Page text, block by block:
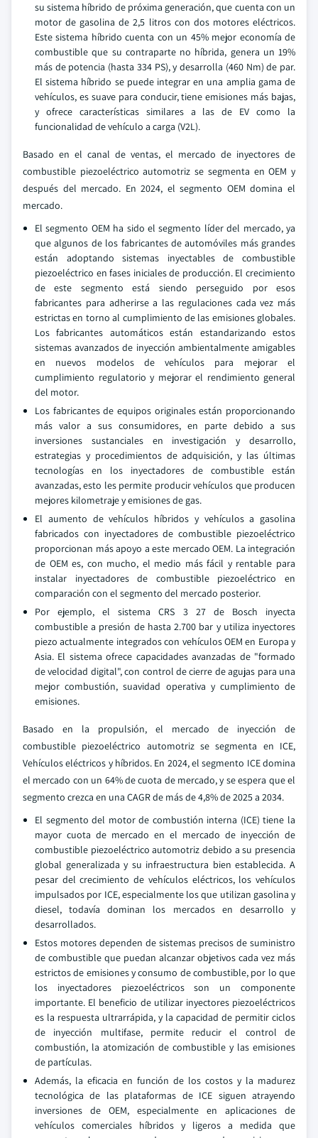
su sistema híbrido de próxima generación, que cuenta con un
motor de gasolina de 2,5 litros con dos motores eléctricos.
Este sistema híbrido cuenta con un 45% mejor economía de
combustible que su contraparte no híbrida, genera un 19%
más de potencia (hasta 334 PS), y desarrolla (460 Nm) de par.
El sistema híbrido se puede integrar en una amplia gama de
vehículos, es suave para conducir, tiene emisiones más bajas,
y ofrece características similares a las de EV como la
funcionalidad de vehículo a carga (V2L).
Basado en el canal de ventas, el mercado de inyectores de
combustible piezoeléctrico automotriz se segmenta en OEM y
después del mercado. En 2024, el segmento OEM domina el
mercado.
El segmento OEM ha sido el segmento líder del mercado, ya
que algunos de los fabricantes de automóviles más grandes
están adoptando sistemas inyectables de combustible
piezoeléctrico en fases iniciales de producción. El crecimiento
de este segmento está siendo perseguido por esos
fabricantes para adherirse a las regulaciones cada vez más
estrictas en torno al cumplimiento de las emisiones globales.
Los fabricantes automáticos están estandarizando estos
sistemas avanzados de inyección ambientalmente amigables
en nuevos modelos de vehículos para mejorar el
cumplimiento regulatorio y mejorar el rendimiento general
del motor.
Los fabricantes de equipos originales están proporcionando
más valor a sus consumidores, en parte debido a sus
inversiones sustanciales en investigación y desarrollo,
estrategias y procedimientos de adquisición, y las últimas
tecnologías en los inyectadores de combustible están
avanzadas, esto les permite producir vehículos que producen
mejores kilometraje y emisiones de gas.
El aumento de vehículos híbridos y vehículos a gasolina
fabricados con inyectadores de combustible piezoeléctrico
proporcionan más apoyo a este mercado OEM. La integración
de OEM es, con mucho, el medio más fácil y rentable para
instalar inyectadores de combustible piezoeléctrico en
comparación con el segmento del mercado posterior.
Por ejemplo, el sistema CRS 3 27 de Bosch inyecta
combustible a presión de hasta 2.700 bar y utiliza inyectores
piezo actualmente integrados con vehículos OEM en Europa y
Asia. El sistema ofrece capacidades avanzadas de "formado
de velocidad digital", con control de cierre de agujas para una
mejor combustión, suavidad operativa y cumplimiento de
emisiones.
Basado en la propulsión, el mercado de inyección de
combustible piezoeléctrico automotriz se segmenta en ICE,
Vehículos eléctricos y híbridos. En 2024, el segmento ICE domina
el mercado con un 64% de cuota de mercado, y se espera que el
segmento crezca en una CAGR de más de 4,8% de 2025 a 2034.
El segmento del motor de combustión interna (ICE) tiene la
mayor cuota de mercado en el mercado de inyección de
combustible piezoeléctrico automotriz debido a su presencia
global generalizada y su infraestructura bien establecida. A
pesar del crecimiento de vehículos eléctricos, los vehículos
impulsados por ICE, especialmente los que utilizan gasolina y
diesel, todavía dominan los mercados en desarrollo y
desarrollados.
Estos motores dependen de sistemas precisos de suministro
de combustible que puedan alcanzar objetivos cada vez más
estrictos de emisiones y consumo de combustible, por lo que
los inyectadores piezoeléctricos son un componente
importante. El beneficio de utilizar inyectores piezoeléctricos
es la respuesta ultrarrápida, y la capacidad de permitir ciclos
de inyección multifase, permite reducir el control de
combustión, la atomización de combustible y las emisiones
de partículas.
Además, la eficacia en función de los costos y la madurez
tecnológica de las plataformas de ICE siguen atrayendo
inversiones de OEM, especialmente en aplicaciones de
vehículos comerciales híbridos y ligeros a medida que